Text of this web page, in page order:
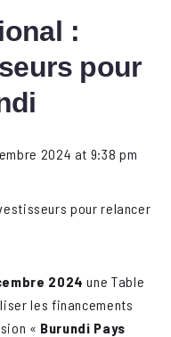
:
pour
2024 at 9:38 pm
2024 une Table
les financements
« Burundi Pays